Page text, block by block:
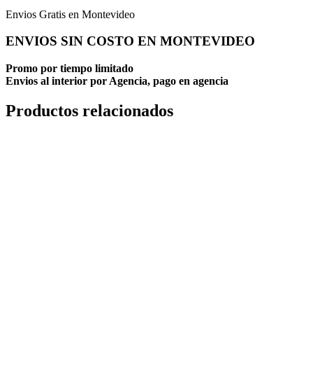
Envios Gratis en Montevideo
ENVIOS SIN COSTO EN MONTEVIDEO
Promo por tiempo limitado
Envios al interior por Agencia, pago en agencia
Productos relacionados